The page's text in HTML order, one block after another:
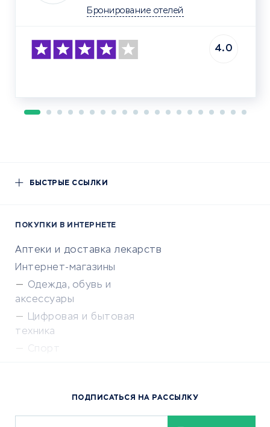
Бронирование отелей
4.0
БЫСТРЫЕ ССЫЛКИ
ПОКУПКИ В ИНТЕРНЕТЕ
Аптеки и доставка лекарств
Интернет-магазины
Одежда, обувь и
аксессуары
Цифровая и бытовая
техника
Спорт
Сервисы доставкиПОДПИСАТЬСЯ НА РАССЫЛКУ